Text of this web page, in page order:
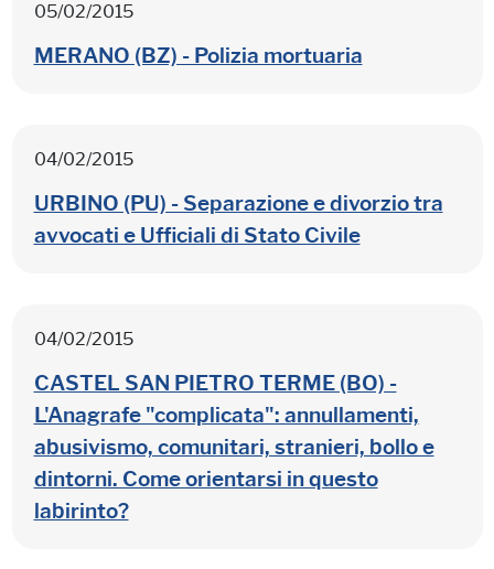
05/02/2015
MERANO (BZ) - Polizia mortuaria
04/02/2015
URBINO (PU) - Separazione e divorzio tra
avvocati e Ufficiali di Stato Civile
04/02/2015
CASTEL SAN PIETRO TERME (BO) -
L'Anagrafe "complicata": annullamenti,
abusivismo, comunitari, stranieri, bollo e
dintorni. Come orientarsi in questo
labirinto?